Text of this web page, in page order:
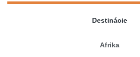
Destinácie
Afrika